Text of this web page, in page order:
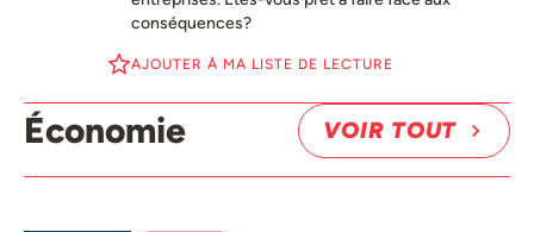
conséquences?
AJOUTER À MA LISTE DE LECTURE
Économie VOIR TOUT